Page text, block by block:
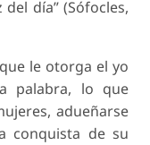
día” (Sófocles,
le otorga el yo
palabra, lo que
adueñarse
conquista de su